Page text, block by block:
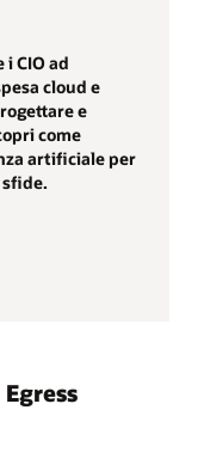
CIO ad
cloud e
e
come
artificiale per